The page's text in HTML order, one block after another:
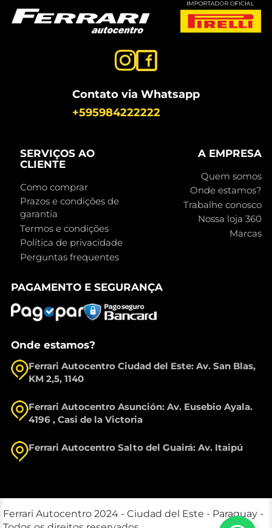
Contato via Whatsapp
+595984222222
SERVIÇOS AO
CLIENTE
Como comprar
Prazos e condições de
garantia
Termos e condições
Política de privacidade
Perguntas frequentes
A EMPRESA
Quem somos
Onde estamos?
Trabalhe conosco
Nossa loja 360
Marcas
PAGAMENTO E SEGURANÇA
Onde estamos?
Ferrari Autocentro Ciudad del Este: Av. San Blas,
KM 2,5, 1140
Ferrari Autocentro Asunción: Av. Eusebio Ayala.
4196 , Casi de la Victoria
Ferrari Autocentro Salto del Guairá: Av. Itaipú
Ferrari Autocentro 2024 - Ciudad del Este - Paraguay -